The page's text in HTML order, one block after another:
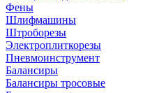
Фены
Шлифмашины
Штроборезы
Электроплиткорезы
Пневмоинструмент
Балансиры
Балансиры тросовые